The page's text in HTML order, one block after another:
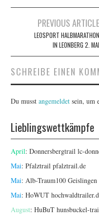
Artikel-
Navigation
PREVIOUS ARTICLE
LEOSPORT HALBMARATHON
IN LEONBERG 2. MAI
SCHREIBE EINEN
Du musstangemeldet sein, um
Lieblingswettkämpfe
April: Donnersbergtraillc-
Mai: Pfalztrailpfalztrail.de
Mai: Alb-Traum100 Geislingen
Mai: HoWUT
August: HuBuThunsbuckel-